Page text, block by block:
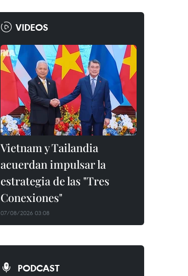
VIDEOS
Vietnam y Tailandia
acuerdan impulsar la
estrategia de las "Tres
Conexiones"
07/08/2026 03:08
PODCAST